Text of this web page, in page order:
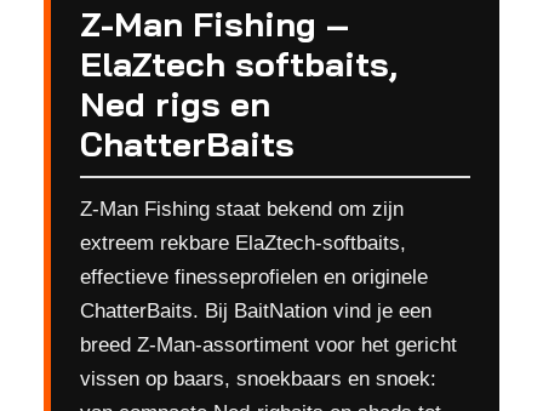
Z-Man Fishing –
ElaZtech softbaits,
Ned rigs en
ChatterBaits
Z-Man Fishing staat bekend om zijn
extreem rekbare ElaZtech-softbaits,
effectieve finesseprofielen en originele
ChatterBaits. Bij BaitNation vind je een
breed Z-Man-assortiment voor het gericht
vissen op baars, snoekbaars en snoek: